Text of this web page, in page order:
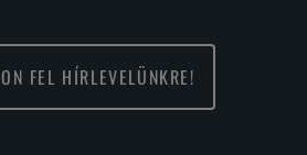
FEL HÍRLEVELÜNKRE!